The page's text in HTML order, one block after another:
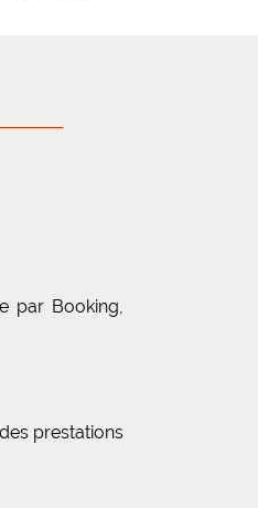
par Booking,
prestations